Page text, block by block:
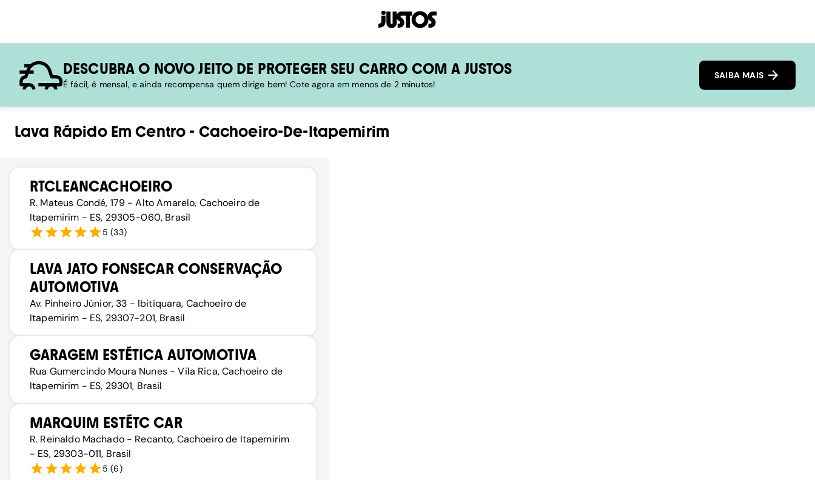
DESCUBRA O NOVO JEITO DE PROTEGER SEU CARRO COM A JUSTOS
É fácil, é mensal, e ainda recompensa quem dirige bem! Cote agora em menos de 2 minutos!
SAIBA MAIS
Lava RápidoEmCentro - Cachoeiro-De-Itapemirim
RTCLEANCACHOEIRO
R. Mateus Condé, 179 - Alto Amarelo, Cachoeiro de
Itapemirim - ES, 29305-060, Brasil
5 (33)
LAVA JATO FONSECAR CONSERVAÇÃO
AUTOMOTIVA
Av. Pinheiro Júnior, 33 - Ibitiquara, Cachoeiro de
Itapemirim - ES, 29307-201, Brasil
GARAGEM ESTÉTICA AUTOMOTIVA
Rua Gumercindo Moura Nunes - Vila Rica, Cachoeiro de
Itapemirim - ES, 29301, Brasil
MARQUIM ESTÉTC CAR
R. Reinaldo Machado - Recanto, Cachoeiro de Itapemirim
- ES, 29303-011, Brasil
5 (6)